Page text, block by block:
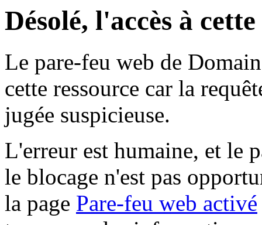
Désolé, l'accès à
Le pare-feu web de
cette ressource car la
jugée suspicieuse.
L'erreur est humaine, et le
le blocage n'est pas
la page Pare-feu web activé